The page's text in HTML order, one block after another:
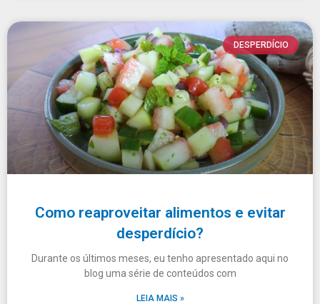
DESPERDÍCIO
Como reaproveitar alimentos e evitar
desperdício?
Durante os últimos meses, eu tenho apresentado aqui no
blog uma série de conteúdos com
LEIA MAIS »